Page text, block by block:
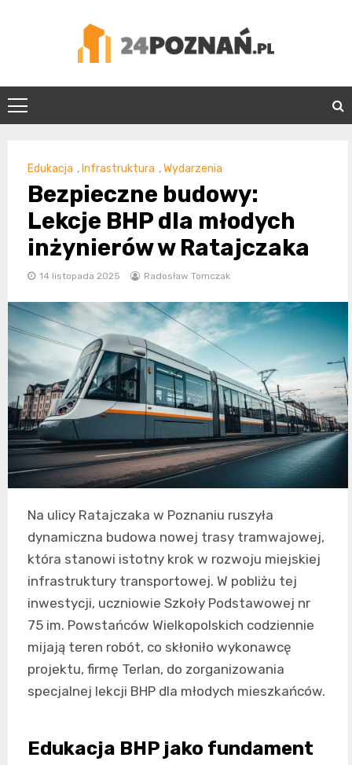
24Poznań.pl
Edukacja , Infrastruktura ,Wydarzenia
Bezpieczne budowy:
Lekcje BHP dla młodych
inżynierów w Ratajczaka
14 listopada 2025 Radosław Tomczak
Na ulicy Ratajczaka w Poznaniu ruszyła
dynamiczna budowa nowej trasy tramwajowej,
która stanowi istotny krok w rozwoju miejskiej
infrastruktury transportowej. W pobliżu tej
inwestycji, uczniowie Szkoły Podstawowej nr
75 im. Powstańców Wielkopolskich codziennie
mijają teren robót, co skłoniło wykonawcę
projektu, firmę Terlan, do zorganizowania
specjalnej lekcji BHP dla młodych mieszkańców.
Edukacja BHP jako fundament